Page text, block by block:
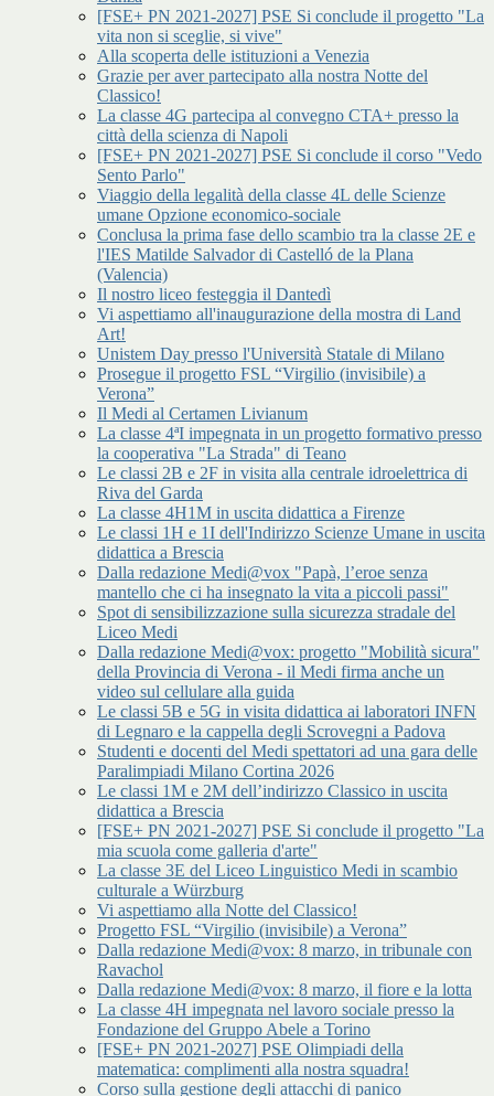
[FSE+ PN 2021-2027] PSE Si conclude il progetto "La
vita non si sceglie, si vive"
Alla scoperta delle istituzioni a Venezia
Grazie per aver partecipato alla nostra Notte del
Classico!
La classe 4G partecipa al convegno CTA+ presso la
città della scienza di Napoli
[FSE+ PN 2021-2027] PSE Si conclude il corso "Vedo
Sento Parlo"
Viaggio della legalità della classe 4L delle Scienze
umane Opzione economico-sociale
Conclusa la prima fase dello scambio tra la classe 2E e
l'IES Matilde Salvador di Castelló de la Plana
(Valencia)
Il nostro liceo festeggia il Dantedì
Vi aspettiamo all'inaugurazione della mostra di Land
Art!
Unistem Day presso l'Università Statale di Milano
Prosegue il progetto FSL “Virgilio (invisibile) a
Verona”
Il Medi al Certamen Livianum
La classe 4ªI impegnata in un progetto formativo presso
la cooperativa "La Strada" di Teano
Le classi 2B e 2F in visita alla centrale idroelettrica di
Riva del Garda
La classe 4H1M in uscita didattica a Firenze
Le classi 1H e 1I dell'Indirizzo Scienze Umane in uscita
didattica a Brescia
Dalla redazione Medi@vox "Papà, l’eroe senza
mantello che ci ha insegnato la vita a piccoli passi"
Spot di sensibilizzazione sulla sicurezza stradale del
Liceo Medi
Dalla redazione Medi@vox: progetto "Mobilità sicura"
della Provincia di Verona - il Medi firma anche un
video sul cellulare alla guida
Le classi 5B e 5G in visita didattica ai laboratori INFN
di Legnaro e la cappella degli Scrovegni a Padova
Studenti e docenti del Medi spettatori ad una gara delle
Paralimpiadi Milano Cortina 2026
Le classi 1M e 2M dell’indirizzo Classico in uscita
didattica a Brescia
[FSE+ PN 2021-2027] PSE Si conclude il progetto "La
mia scuola come galleria d'arte"
La classe 3E del Liceo Linguistico Medi in scambio
culturale a Würzburg
Vi aspettiamo alla Notte del Classico!
Progetto FSL “Virgilio (invisibile) a Verona”
Dalla redazione Medi@vox: 8 marzo, in tribunale con
Ravachol
Dalla redazione Medi@vox: 8 marzo, il fiore e la lotta
La classe 4H impegnata nel lavoro sociale presso la
Fondazione del Gruppo Abele a Torino
[FSE+ PN 2021-2027] PSE Olimpiadi della
matematica: complimenti alla nostra squadra!
Corso sulla gestione degli attacchi di panico